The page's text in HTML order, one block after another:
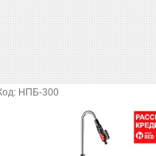
НПБ-300